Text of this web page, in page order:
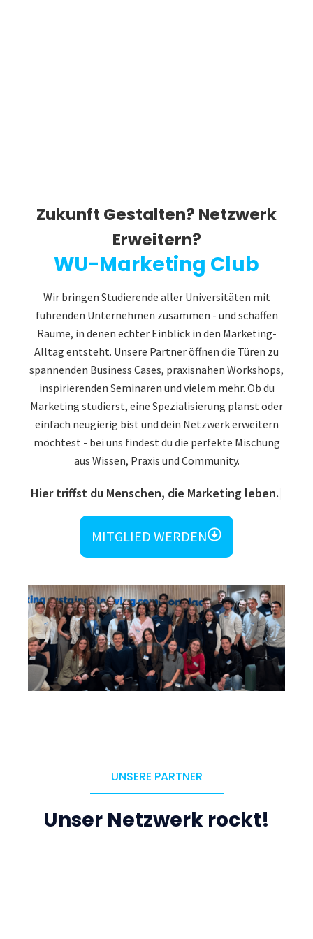
Zukunft Gestalten? Netzwerk
Erweitern?
WU-Marketing Club
Wir bringen Studierende aller Universitäten mit
führenden Unternehmen zusammen - und schaffen
Räume, in denen echter Einblick in den Marketing-
Alltag entsteht. Unsere Partner öffnen die Türen zu
spannenden Business Cases, praxisnahen Workshops,
inspirierenden Seminaren und vielem mehr. Ob du
Marketing studierst, eine Spezialisierung planst oder
einfach neugierig bist und dein Netzwerk erweitern
möchtest - bei uns findest du die perfekte Mischung
aus Wissen, Praxis und Community.
Hier triffst du Menschen, die Marketing leben.
MITGLIED WERDEN
UNSERE PARTNER
Unser Netzwerk rockt!